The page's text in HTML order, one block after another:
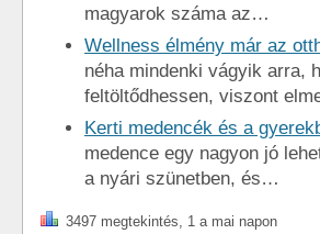
magyarok száma az…
Wellness élmény már az
néha mindenki vágyik arra,
feltöltődhessen, viszont
Kerti medencék és a
medence egy nagyon jó
a nyári szünetben, és…
3497 megtekintés, 1 a mai napon